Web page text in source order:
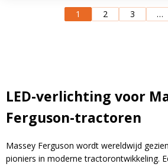
1 2 3 …
LED-verlichting voor
Ferguson-tractoren
Massey Ferguson wordt wereldwijd
pioniers in moderne tractorontwikkeling.